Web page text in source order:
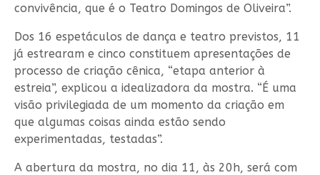
convivência, que é o Teatro Domingos de Oliveira”.
Dos 16 espetáculos de dança e teatro previstos, 11
já estrearam e cinco constituem apresentações de
processo de criação cênica, “etapa anterior à
estreia”, explicou a idealizadora da mostra. “É uma
visão privilegiada de um momento da criação em
que algumas coisas ainda estão sendo
experimentadas, testadas”.
A abertura da mostra, no dia 11, às 20h, será com